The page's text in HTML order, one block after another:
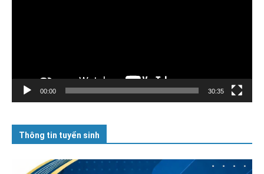
00:00 30:35
Thông tin tuyển sinh